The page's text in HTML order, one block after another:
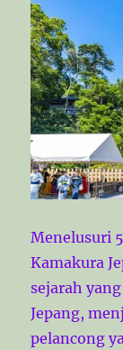
Menelusuri
Kamakura
sejarah
Jepang,
pelancong